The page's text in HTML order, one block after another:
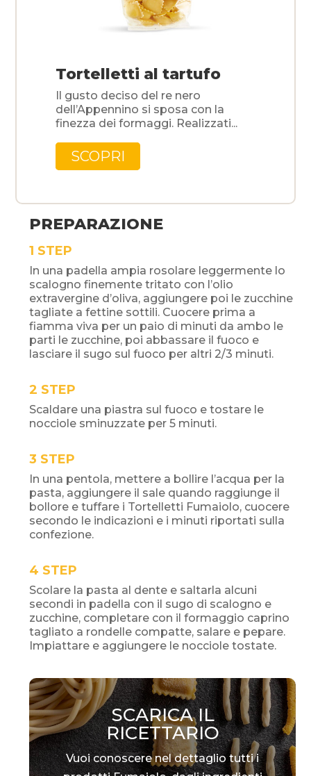
Tortelletti al tartufo
Il gusto deciso del re nero
dell’Appennino si sposa con la
finezza dei formaggi. Realizzati...
SCOPRI
PREPARAZIONE
STEP
In una padella ampia rosolare leggermente lo
scalogno finemente tritato con l’olio
extravergine d’oliva, aggiungere poi le zucchine
tagliate a fettine sottili. Cuocere prima a
fiamma viva per un paio di minuti da ambo le
parti le zucchine, poi abbassare il fuoco e
lasciare il sugo sul fuoco per altri 2/3 minuti.
STEP
Scaldare una piastra sul fuoco e tostare le
nocciole sminuzzate per 5 minuti.
STEP
In una pentola, mettere a bollire l’acqua per la
pasta, aggiungere il sale quando raggiunge il
bollore e tuffare i Tortelletti Fumaiolo, cuocere
secondo le indicazioni e i minuti riportati sulla
confezione.
STEP
Scolare la pasta al dente e saltarla alcuni
secondi in padella con il sugo di scalogno e
zucchine, completare con il formaggio caprino
tagliato a rondelle compatte, salare e pepare.
Impiattare e aggiungere le nocciole tostate.
SCARICA IL
RICETTARIO
Vuoi conoscere nel dettaglio tutti i